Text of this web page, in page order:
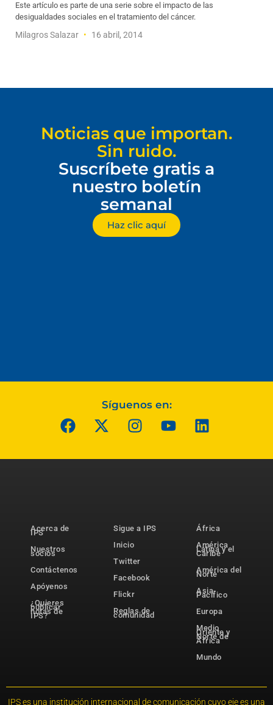
Este artículo es parte de una serie sobre el impacto de las
desigualdades sociales en el tratamiento del cáncer.
Milagros Salazar 16 abril, 2014
Noticias que importan.
Sin ruido.
Suscríbete gratis a
nuestro boletín
semanal
Haz clic aquí
Síguenos en:
Acerca de
IPS
Nuestros
socios
Contáctenos
Apóyenos
¿Quieres
publicar
notas de
IPS?
Sigue a IPS
Inicio
Twitter
Facebook
Flickr
Reglas de
comunidad
África
América
Latina y el
Caribe
América del
Norte
Asia-
Pacífico
Europa
Medio
Oriente y
Norte de
África
Mundo
IPS es una institución internacional de comunicación cuyo eje es una